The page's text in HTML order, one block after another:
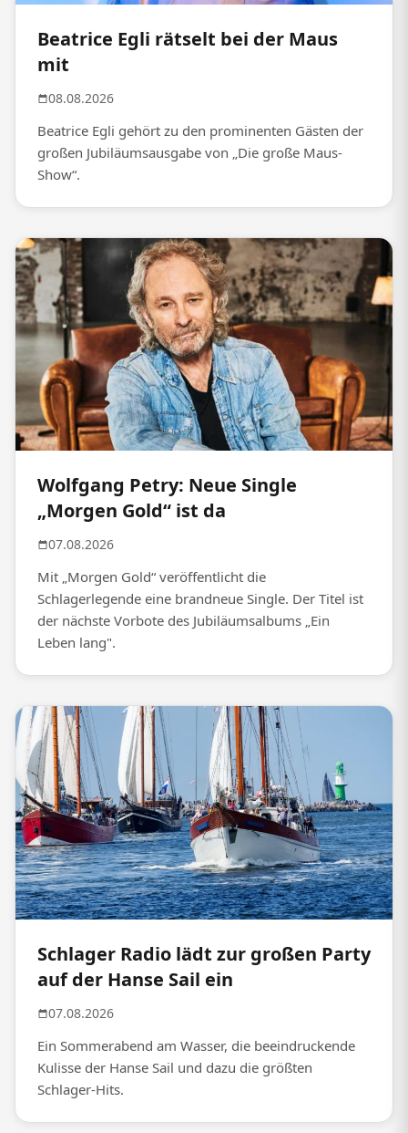
Beatrice Egli rätselt bei der Maus
mit
08.08.2026
Beatrice Egli gehört zu den prominenten Gästen der
großen Jubiläumsausgabe von „Die große Maus-
Show“.
Wolfgang Petry: Neue Single
„Morgen Gold“ ist da
07.08.2026
Mit „Morgen Gold“ veröffentlicht die
Schlagerlegende eine brandneue Single. Der Titel ist
der nächste Vorbote des Jubiläumsalbums „Ein
Leben lang".
Schlager Radio lädt zur großen Party
auf der Hanse Sail ein
07.08.2026
Ein Sommerabend am Wasser, die beeindruckende
Kulisse der Hanse Sail und dazu die größten
Schlager-Hits.